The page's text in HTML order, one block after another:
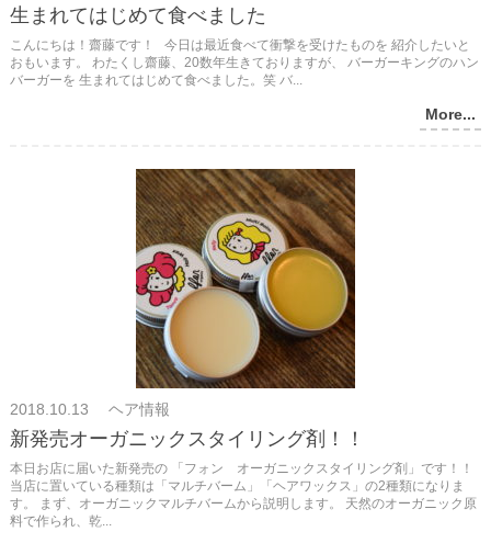
生まれてはじめて食べました
こんにちは！齋藤です！ 今日は最近食べて衝撃を受けたものを 紹介したいと
おもいます。 わたくし齋藤、20数年生きておりますが、 バーガーキングのハン
バーガーを 生まれてはじめて食べました。笑 バ...
More...
2018.10.13 ヘア情報
新発売オーガニックスタイリング剤！！
本日お店に届いた新発売の 「フォン オーガニックスタイリング剤」です！！
当店に置いている種類は「マルチバーム」「ヘアワックス」の2種類になりま
す。 まず、オーガニックマルチバームから説明します。 天然のオーガニック原
料で作られ、乾...